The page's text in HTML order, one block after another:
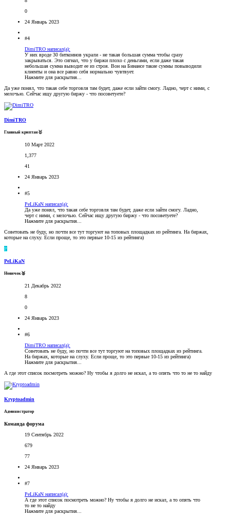
0
24 Январь 2023
#4
DimiTRO написал(а):
У них вроде 30 биткоинов украли - не такая большая сумма чтобы сразу
закрываться. Это сигнал, что у биржи плохо с деньгами, если даже такая
небольшая сумма выводит ее из строя. Вон на Бинансе такие суммы повыводили
клиенты и она все равно себя нормально чувтвует.
Нажмите для раскрытия...
Да уже понял, что такая себе торговля там будет, даже если зайти смогу. Ладно, черт с ними, с
мелочью. Сейчас ищу другую биржу - что посоветуете?
DimiTRO
Главный криптан🥇
10 Март 2022
1,377
41
24 Январь 2023
#5
PeLiKaN написал(а):
Да уже понял, что такая себе торговля там будет, даже если зайти смогу. Ладно,
черт с ними, с мелочью. Сейчас ищу другую биржу - что посоветуете?
Нажмите для раскрытия...
Советовать не буду, но почти все тут торгуют на топовых площадках из рейтинга. На биржах,
которые на слуху. Если проще, то это первые 10-15 из рейтинга)
P
PeLiKaN
Новичок🥈
21 Декабрь 2022
8
0
24 Январь 2023
#6
DimiTRO написал(а):
Советовать не буду, но почти все тут торгуют на топовых площадках из рейтинга.
На биржах, которые на слуху. Если проще, то это первые 10-15 из рейтинга)
Нажмите для раскрытия...
А где этот список посмотреть можно? Ну чтобы я долго не искал, а то опять что то не то найду
Kryptoadmin
Администратор
Команда форума
19 Сентябрь 2022
679
77
24 Январь 2023
#7
PeLiKaN написал(а):
А где этот список посмотреть можно? Ну чтобы я долго не искал, а то опять что
то не то найду
Нажмите для раскрытия...